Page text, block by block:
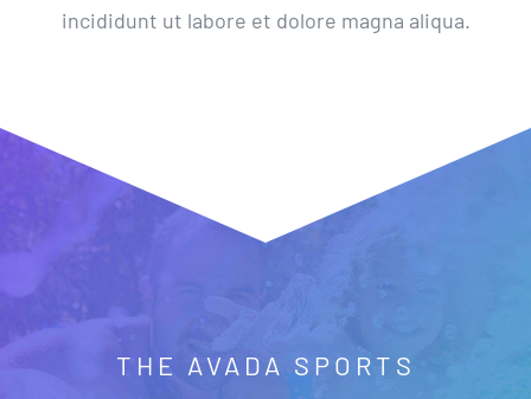
incididunt ut labore et dolore magna aliqua.
THE AVADA SPORTS